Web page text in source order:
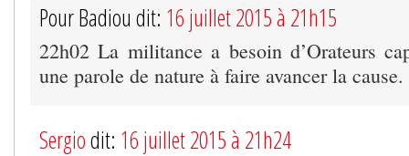
Pour Badiou dit: 16 juillet 2015 à 21h15
22h02 La militance a besoin d’Orateurs
une parole de nature à faire avancer la cause.
Sergiodit: 16 juillet 2015 à 21h24